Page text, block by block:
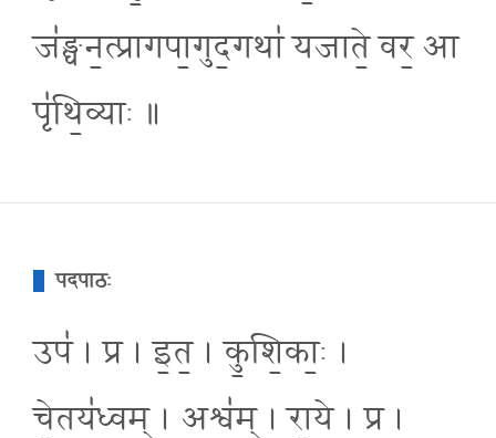
ज॑ङ्घन॒त्प्रागपा॒गुद॒गथा॑ यजाते॒ वर॒ आ
पृ॑थि॒व्याः ॥
पदपाठः
उप॑ । प्र । इ॒त॒ । कु॒शि॒काः॒ ।
चे॒तय॑ध्वम् । अश्व॑म् । रा॒ये । प्र ।